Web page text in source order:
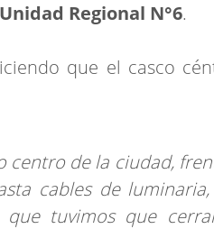
Unidad Regional N°6.
que el casco
de la ciudad,
cables de
que tuvimos que